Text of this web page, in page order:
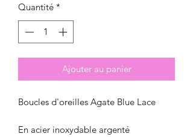
Quantité *
Ajouter au panier
Boucles d'oreilles Agate Blue Lace
En acier inoxydable argenté